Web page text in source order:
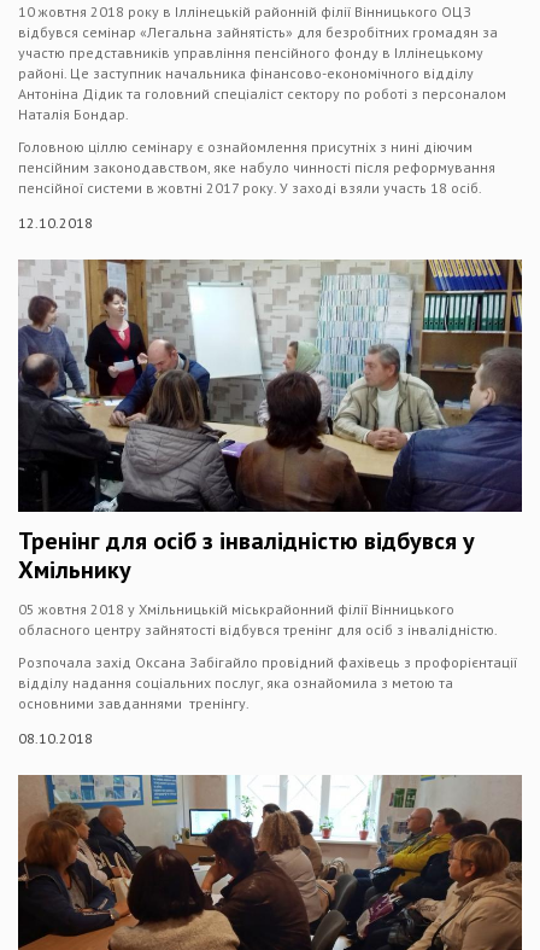
10 жовтня 2018 року в Іллінецькій районній філії Вінницького ОЦЗ
відбувся семінар «Легальна зайнятість» для безробітних громадян за
участю представників управління пенсійного фонду в Іллінецькому
районі. Це заступник начальника фінансово-економічного відділу
Антоніна Дідик та головний спеціаліст сектору по роботі з персоналом
Наталія Бондар.
Головною ціллю семінару є ознайомлення присутніх з нині діючим
пенсійним законодавством, яке набуло чинності після реформування
пенсійної системи в жовтні 2017 року. У заході взяли участь 18 осіб.
12.10.2018
Тренінг для осіб з інвалідністю відбувся у
Хмільнику
05 жовтня 2018 у Хмільницькій міськрайонний філії Вінницького
обласного центру зайнятості відбувся тренінг для осіб з інвалідністю.
Розпочала захід Оксана Забігайло провідний фахівець з профорієнтації
відділу надання соціальних послуг, яка ознайомила з метою та
основними завданнями тренінгу.
08.10.2018